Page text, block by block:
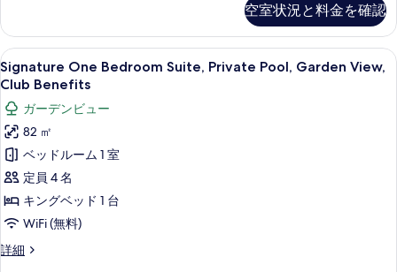
て
の
写
真
を
表
示
す
る
Sea
View,
Club
Benefits
詳
細
空室状況と料金を確認
Signature
One
Bedroom
Suite,
Private
Pool,
Garden
View,
Club
Benefits
の
Signature One Bedroom Suite,
11
Signature One Bedroom Suite, Private Pool, Garden View,
Club Benefits
ガーデンビュー
82 ㎡
ベッドルーム 1 室
定員 4 名
キングベッド 1 台
WiFi (無料)
詳細
Signature